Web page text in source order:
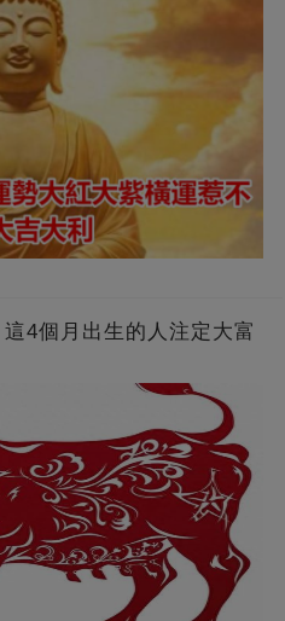
4個月出生的人注定大富